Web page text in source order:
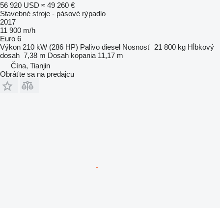
56 920 USD ≈ 49 260 €
Stavebné stroje - pásové rýpadlo
2017
11 900 m/h
Euro 6
Výkon 210 kW (286 HP) Palivo diesel Nosnosť 21 800 kg Hĺbkový
dosah 7,38 m Dosah kopania 11,17 m
Čína, Tianjin
Obráťte sa na predajcu